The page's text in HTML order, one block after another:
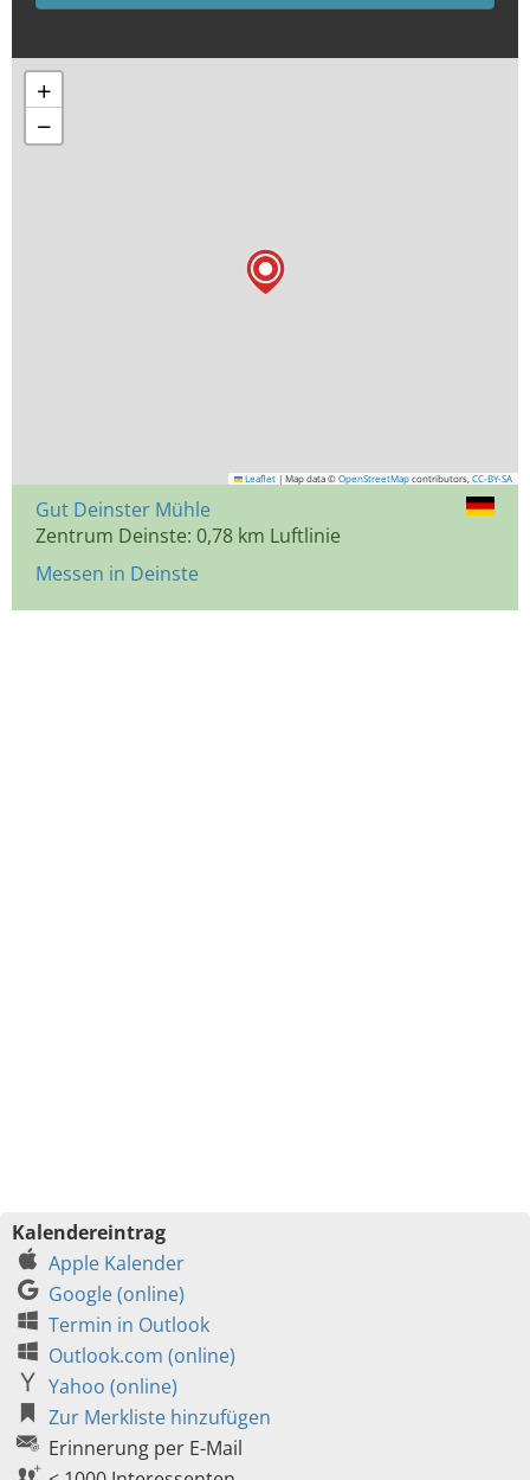
+
−
Leaflet | Map data © OpenStreetMap contributors, CC-BY-SA
Gut Deinster Mühle
Zentrum Deinste: 0,78 km Luftlinie
Messen in Deinste
Kalendereintrag
Apple Kalender
Google (online)
Termin in Outlook
Outlook.com (online)
Yahoo (online)
Zur Merkliste hinzufügen
Erinnerung per E-Mail